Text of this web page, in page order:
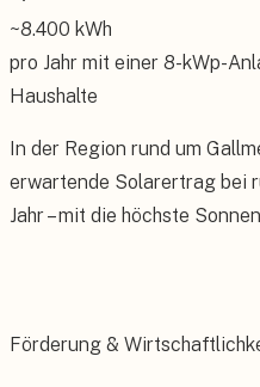
~8.400 kWh
pro Jahr mit einer 8-kWp-
Haushalte
In der Region rund um
erwartende Solarertrag bei
Jahr – mit die höchste
Förderung &